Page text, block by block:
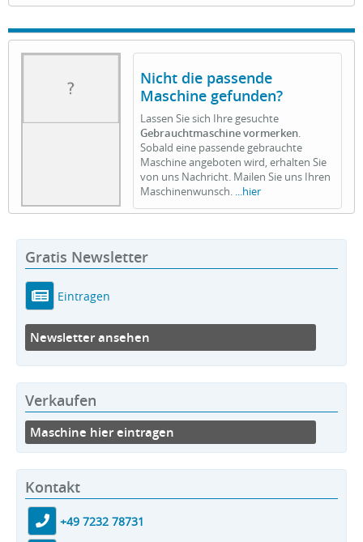
Nicht die passende
Maschine gefunden?
Lassen Sie sich Ihre gesuchte
Gebrauchtmaschine vormerken.
Sobald eine passende gebrauchte
Maschine angeboten wird, erhalten Sie
von uns Nachricht. Mailen Sie uns Ihren
Maschinenwunsch. ...hier
Gratis Newsletter
Eintragen
Newsletter ansehen
Verkaufen
Maschine hier eintragen
Kontakt
+49 7232 78731